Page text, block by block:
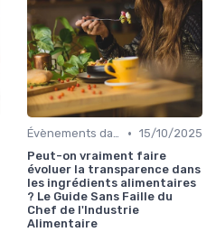
Évènements dans la food • 15/10/2025
Peut-on vraiment faire
évoluer la transparence dans
les ingrédients alimentaires
? Le Guide Sans Faille du
Chef de l'Industrie
Alimentaire